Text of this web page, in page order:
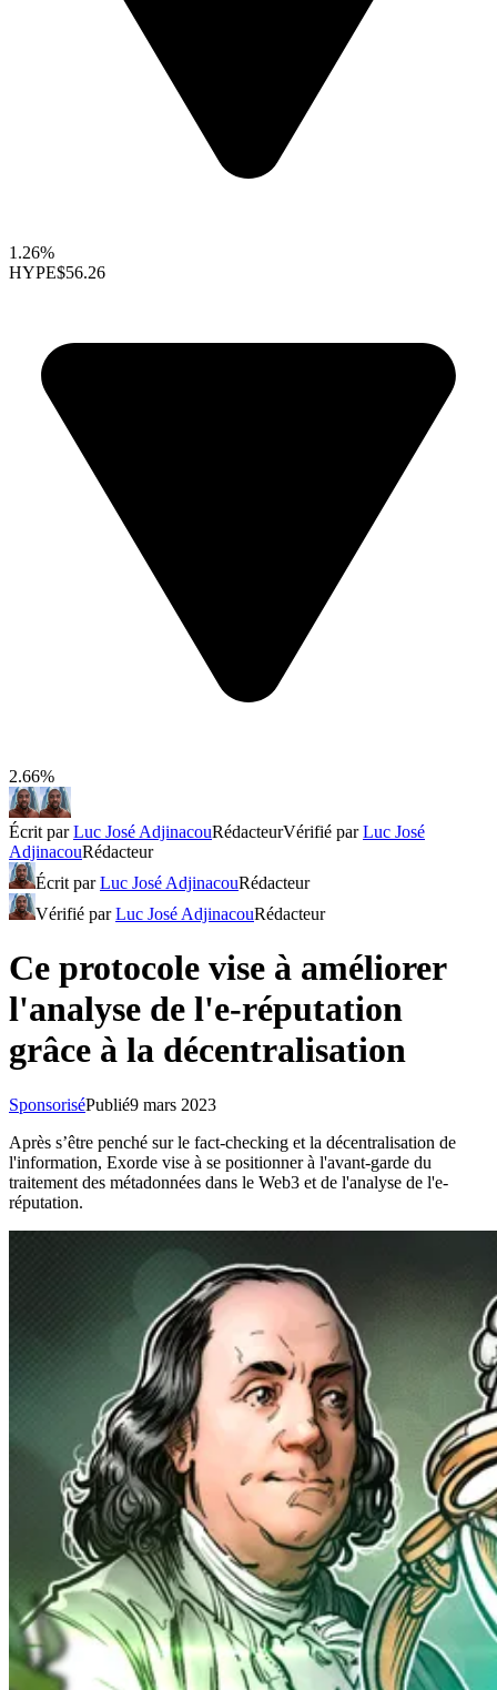
1.26%
HYPE$56.26
2.66%
Écrit parLuc José AdjinacouRédacteurVérifié parLuc José
AdjinacouRédacteur
Écrit parLuc José AdjinacouRédacteur
Vérifié parLuc José AdjinacouRédacteur
Ce protocole vise à améliorer
l'analyse de l'e-réputation
grâce à la décentralisation
SponsoriséPublié9 mars 2023
Après s’être penché sur le fact-checking et la décentralisation de
l'information, Exorde vise à se positionner à l'avant-garde du
traitement des métadonnées dans le Web3 et de l'analyse de l'e-
réputation.